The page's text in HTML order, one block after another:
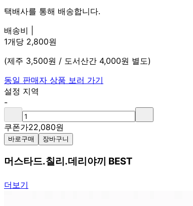
택배사를 통해 배송합니다.
배송비 |
1개당 2,800원
(제주 3,500원 / 도서산간 4,000원 별도)
동일 판매자 상품 보러 가기
설정 지역
-
쿠폰가22,080원
바로구매 장바구니
머스타드.칠리.데리야끼 BEST
더보기